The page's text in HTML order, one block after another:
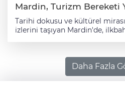
Mardin, Turizm Bereketi
Tarihi dokusu ve kültürel
izlerini taşıyan Mardin'de,
tarihi şehir, yerli ve yabancı
gibi işlendiği evleriyle göz
en popüler rotalarından biri
Daha Fazla